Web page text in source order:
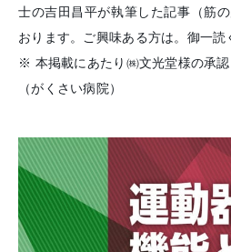
士の吉田昌平が執筆した記事（筋
おります。ご興味ある方は。御一読
※ 本掲載にあたり㈱文光堂様の承認
（がくさい病院）